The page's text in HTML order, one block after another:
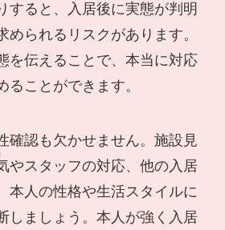
すると、入居後に実態が判明
められるリスクがあります。
を伝えることで、本当に対応
ることができます。
確認も欠かせません。施設見
やスタッフの対応、他の入居
本人の性格や生活スタイルに
しましょう。本人が強く入居